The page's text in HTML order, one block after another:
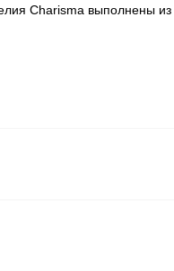
Charisma выполнены из